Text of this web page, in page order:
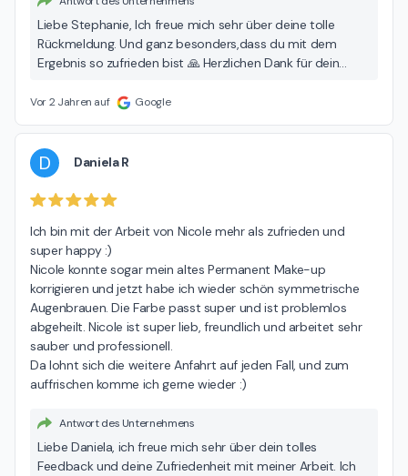
Liebe Stephanie, Ich freue mich sehr über deine tolle
Rückmeldung. Und ganz besonders,dass du mit dem
Ergebnis so zufrieden bist 🙏 Herzlichen Dank für dein
Vor 2 Jahren auf Google
D Daniela R
Ich bin mit der Arbeit von Nicole mehr als zufrieden und
super happy :)
Nicole konnte sogar mein altes Permanent Make-up
korrigieren und jetzt habe ich wieder schön symmetrische
Augenbrauen. Die Farbe passt super und ist problemlos
abgeheilt. Nicole ist super lieb, freundlich und arbeitet sehr
sauber und professionell.
Da lohnt sich die weitere Anfahrt auf jeden Fall, und zum
auffrischen komme ich gerne wieder :)
Antwort des Unternehmens
Liebe Daniela, ich freue mich sehr über dein tolles
Feedback und deine Zufriedenheit mit meiner Arbeit. Ich